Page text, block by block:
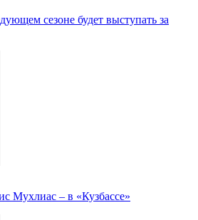
сезоне будет выступать за
Мухлиас – в «Кузбассе»